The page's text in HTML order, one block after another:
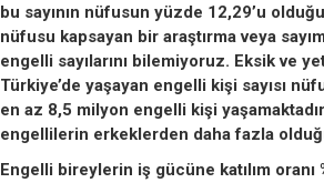
bu sayının nüfusun yüzde 12,29’u
nüfusu kapsayan bir araştırma veya
engelli sayılarını bilemiyoruz. Eksik ve
Türkiye’de yaşayan engelli kişi sayısı
en az 8,5 milyon engelli kişi
engellilerin erkeklerden daha fazla
Engelli bireylerin iş gücüne katılım oranı